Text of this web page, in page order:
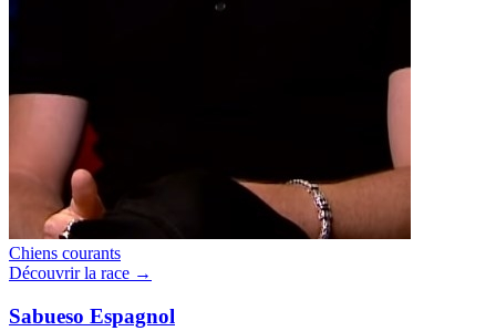
Chiens courants
Découvrir la race →
Sabueso Espagnol